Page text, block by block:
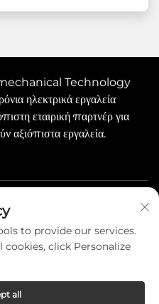
Technology
ηλεκτρικά εργαλεία
εταιρική παρτνέρ για
αξιόπιστα εργαλεία.
Μας
to provide our services.
click Personalize
all